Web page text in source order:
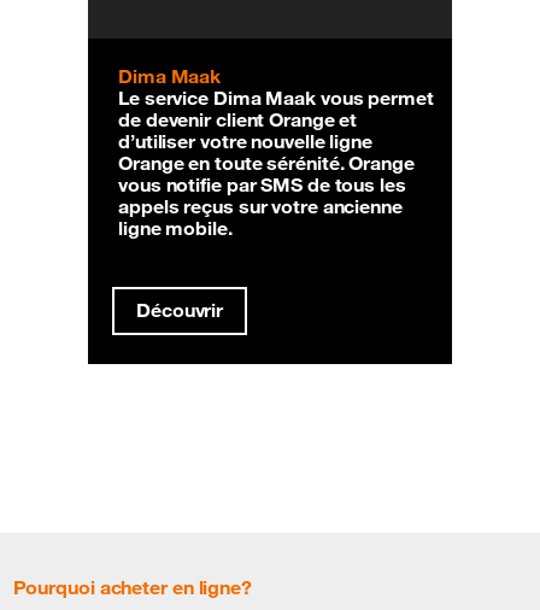
Dima Maak
Le service Dima Maak vous permet
de devenir client Orange et
d’utiliser votre nouvelle ligne
Orange en toute sérénité. Orange
vous notifie par SMS de tous les
appels reçus sur votre ancienne
ligne mobile.
Découvrir
Pourquoi acheter en ligne?